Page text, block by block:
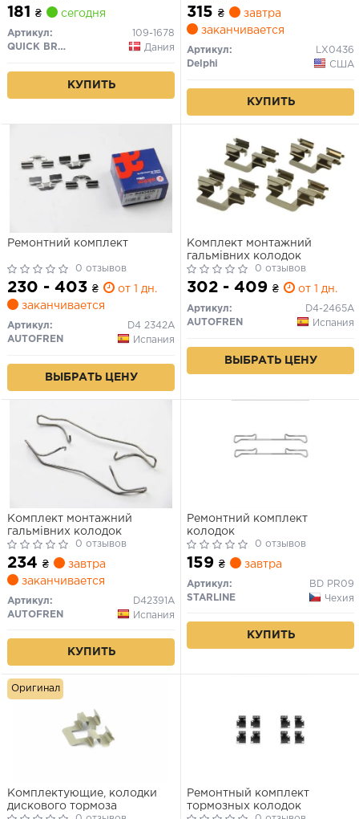
181 ₴ сегодня
Артикул:
109-1678
QUICK BRAKE
Дания
КУПИТЬ
B8, A4 ALLROAD B9, A4 B8,
A4 B9, A5, Q3, TT CITROEN
C4, C4 I PEUGEOT 207, 307,
307/KOMBI, 308, 308 I 1.0-
Electric 11.95-
315 ₴
завтра
заканчивается
Артикул:
LX0436
Delphi
США
КУПИТЬ
Ремонтний комплект
0 отзывов
230 - 403 ₴
от 1 дн.
заканчивается
Артикул:
D4 2342A
AUTOFREN
Испания
ВЫБРАТЬ ЦЕНУ
Комплект монтажний
гальмівних колодок
0 отзывов
302 - 409 ₴ от 1 дн.
Артикул:
D4-2465A
AUTOFREN
Испания
ВЫБРАТЬ ЦЕНУ
Комплект монтажний
гальмівних колодок
0 отзывов
234 ₴
завтра
заканчивается
Артикул:
D42391A
AUTOFREN
Испания
КУПИТЬ
Ремонтний комплект
колодок
0 отзывов
159 ₴ завтра
Артикул:
BD PR09
STARLINE
Чехия
КУПИТЬ
Комплектующие, колодки
дискового тормоза
Оригинал
Ремонтный комплект
тормозных колодок